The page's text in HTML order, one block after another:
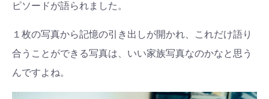
ピソードが語られました。
１枚の写真から記憶の引き出しが開かれ、これだけ語り
合うことができる写真は、いい家族写真なのかなと思う
んですよね。